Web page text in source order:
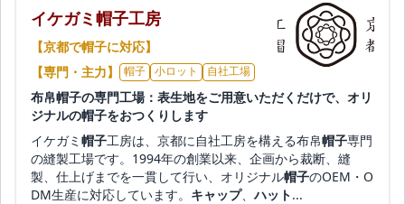
イケガミ帽子工房
【京都で帽子に対応】
【専門・主力】
帽子 小ロット 自社工場
布帛帽子の専門工場：表生地をご用意いただくだけで、オリ
ジナルの帽子をおつくりします
イケガミ 帽子工房は、京都に自社工房を構える布帛帽子専門
の縫製工場です。1994年の創業以来、企画から裁断、縫
製、仕上げまでを一貫して行い、オリジナル帽子のOEM・O
DM生産に対応しています。 キャップ、ハット...